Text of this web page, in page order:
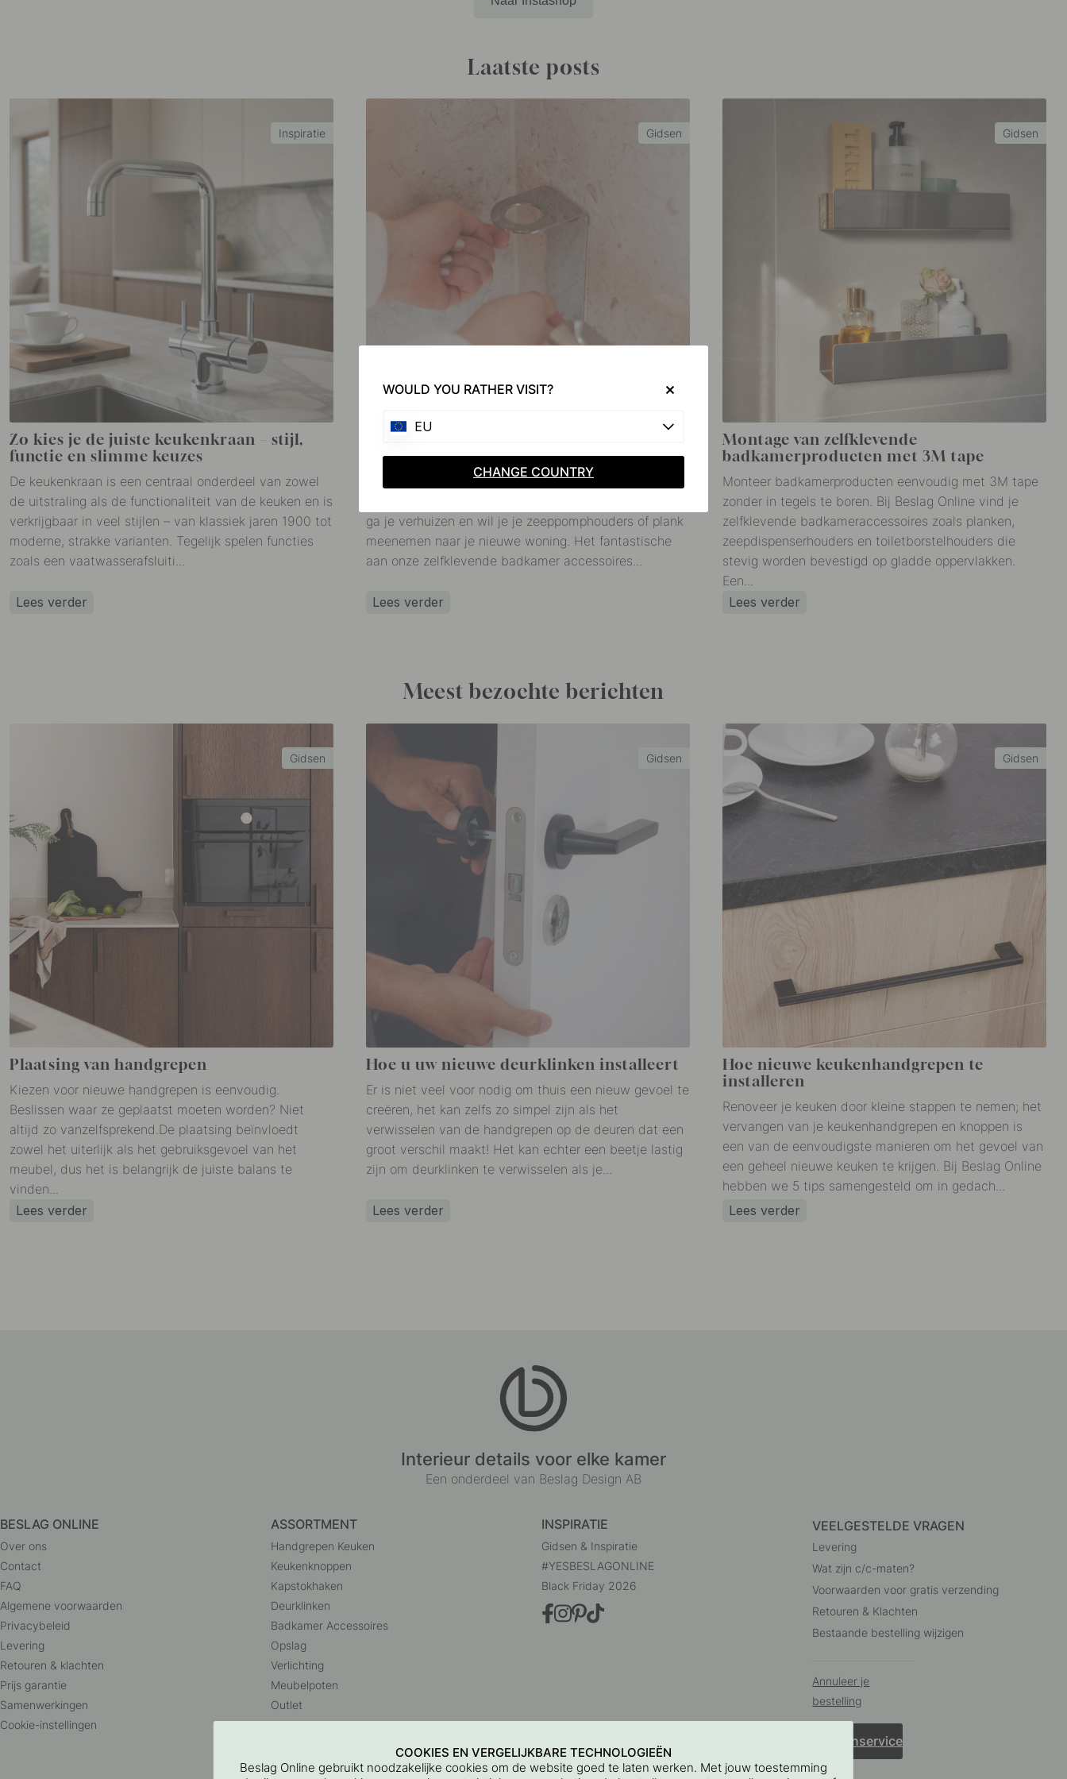
Laatste posts
Inspiratie
Zo kies je de juiste keukenkraan – stijl,
functie en slimme keuzes
De keukenkraan is een centraal onderdeel van zowel
de uitstraling als de functionaliteit van de keuken en is
verkrijgbaar in veel stijlen – van klassiek jaren 1900 tot
moderne, strakke varianten. Tegelijk spelen functies
zoals een vaatwasserafsluiti...
Lees verder
Gidsen
accessoires van de muur
Soms loopt het niet helemaal zoals je had gedacht.
ga je verhuizen en wil je je zeeppomphouders of plank
meenemen naar je nieuwe woning. Het fantastische
aan onze zelfklevende badkamer accessoires...
Lees verder
Gidsen
Montage van zelfklevende
badkamerproducten met 3M tape
Monteer badkamerproducten eenvoudig met 3M tape
zonder in tegels te boren. Bij Beslag Online vind je
zelfklevende badkameraccessoires zoals planken,
zeepdispenserhouders en toiletborstelhouders die
stevig worden bevestigd op gladde oppervlakken.
Een...
Lees verder
Meest bezochte berichten
Gidsen
Plaatsing van handgrepen
Kiezen voor nieuwe handgrepen is eenvoudig.
Beslissen waar ze geplaatst moeten worden? Niet
altijd zo vanzelfsprekend.De plaatsing beïnvloedt
zowel het uiterlijk als het gebruiksgevoel van het
meubel, dus het is belangrijk de juiste balans te
vinden...
Lees verder
Gidsen
Hoe u uw nieuwe deurklinken installeert
Er is niet veel voor nodig om thuis een nieuw gevoel te
creëren, het kan zelfs zo simpel zijn als het
verwisselen van de handgrepen op de deuren dat een
groot verschil maakt! Het kan echter een beetje lastig
zijn om deurklinken te verwisselen als je...
Lees verder
Gidsen
Hoe nieuwe keukenhandgrepen te
installeren
Renoveer je keuken door kleine stappen te nemen; het
vervangen van je keukenhandgrepen en knoppen is
een van de eenvoudigste manieren om het gevoel van
een geheel nieuwe keuken te krijgen. Bij Beslag Online
hebben we 5 tips samengesteld om in gedach...
Lees verder
Interieur details voor elke kamer
Een onderdeel van Beslag Design AB
BESLAG ONLINE
Over ons
Contact
FAQ
Algemene voorwaarden
Privacybeleid
Levering
Retouren & klachten
Prijs garantie
Samenwerkingen
Cookie-instellingen
ASSORTMENT
Handgrepen Keuken
Keukenknoppen
Kapstokhaken
Deurklinken
Badkamer Accessoires
Opslag
Verlichting
Meubelpoten
Outlet
INSPIRATIE
Gidsen & Inspiratie
#YESBESLAGONLINE
Black Friday 2026
VEELGESTELDE VRAGEN
Levering
Wat zijn c/c-maten?
Voorwaarden voor gratis verzending
Retouren & Klachten
Bestaande bestelling wijzigen
Annuleer je
bestelling
Klantenservice
COOKIES EN VERGELIJKBARE TECHNOLOGIEËN
Beslag Online gebruikt noodzakelijke cookies om de website goed te laten werken. Met jouw toestemming
WOULD YOU RATHER VISIT?
EU
CHANGE COUNTRY